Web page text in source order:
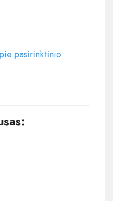
pasirinktinio